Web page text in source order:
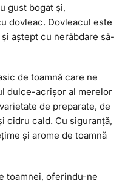
gust bogat și,
dovleac. Dovleacul este
aștept cu nerăbdare să-
de toamnă care ne
dulce-acrișor al merelor
de preparate, de
cidru cald. Cu siguranță,
și arome de toamnă
toamnei, oferindu-ne